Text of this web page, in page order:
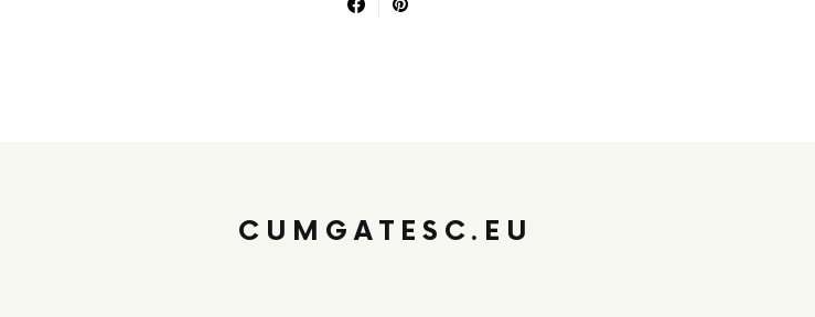
CUMGATESC.EU